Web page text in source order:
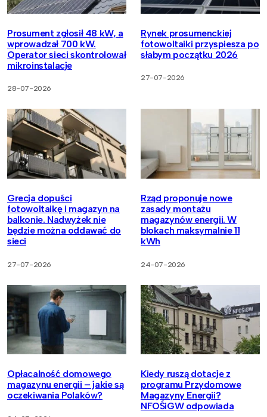
Prosument zgłosił 48 kW, a
wprowadzał 700 kW.
Operator sieci skontrolował
mikroinstalacje
28-07-2026
Rynek prosumenckiej
fotowoltaiki przyspiesza po
słabym początku 2026
27-07-2026
Grecja dopuści
fotowoltaikę i magazyn na
balkonie. Nadwyżek nie
będzie można oddawać do
sieci
27-07-2026
Rząd proponuje nowe
zasady montażu
magazynów energii. W
blokach maksymalnie 11
kWh
24-07-2026
Opłacalność domowego
magazynu energii – jakie są
oczekiwania Polaków?
Kiedy ruszą dotacje z
programu Przydomowe
Magazyny Energii?
NFOŚiGW odpowiada